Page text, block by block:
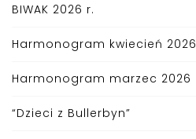
BIWAK 2026 r.
Harmonogram kwiecień 2026
Harmonogram marzec 2026
“Dzieci z Bullerbyn”